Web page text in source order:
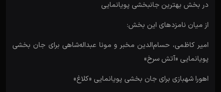
در بخش بهترین جانبخشی پویانمایی
از میان نامزدهای این بخش:
امیر کاظمی، حسام‌الدین مخبر و مونا عبداله‌شاهی برای جان بخشی
پویانمایی «آتش سرخ»
اهورا شهبازی برای جان بخشی پویانمایی «کلاغ»